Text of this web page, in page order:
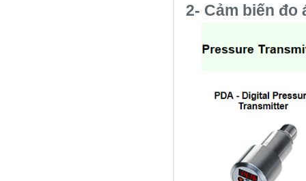
2- Cảm biến